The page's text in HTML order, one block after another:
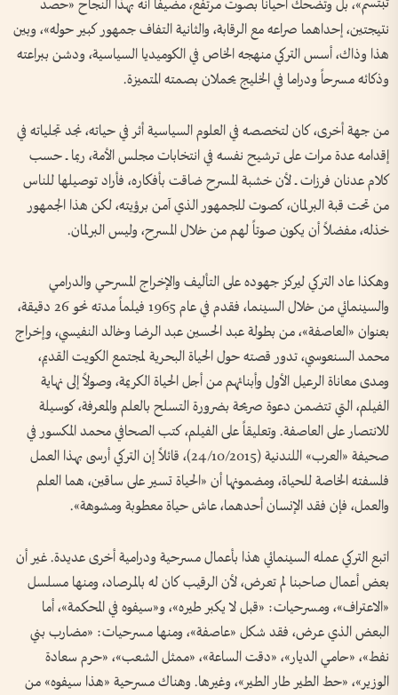
تبتسم»، بل وتُضحك أحياناً بصوت مرتفع، مضيفاً أنه بهذا النجاح «حصد
نتيجتين، إحداهما صراعه مع الرقابة، والثانية التفاف جمهور كبير حوله»، وبين
هذا وذاك، أسس التركي منهجه الخاص في الكوميديا السياسية، ودشن ببراعته
وذكائه مسرحاً ودراما في الخليج يحملان بصمته المتميزة.
من جهة أخرى، كان لتخصصه في العلوم السياسية أثر في حياته، نجد تجلياته في
إقدامه عدة مرات على ترشيح نفسه في انتخابات مجلس الأمة، ربما ــ حسب
كلام عدنان فرزات ــ لأن خشبة المسرح ضاقت بأفكاره، فأراد توصيلها للناس
من تحت قبة البرلمان، كصوت للجمهور الذي آمن برؤيته، لكن هذا الجمهور
خذله، مفضلاً أن يكون صوتاً لهم من خلال المسرح، وليس البرلمان.
وهكذا عاد التركي ليركز جهوده على التأليف والإخراج المسرحي والدرامي
والسينمائي من خلال السينما، فقدم في عام 1965 فيلماً مدته نحو 26 دقيقة،
بعنوان «العاصفة»، من بطولة عبد الحسين عبد الرضا وخالد النفيسي، وإخراج
محمد السنعوسي، تدور قصته حول الحياة البحرية لمجتمع الكويت القديم،
ومدى معاناة الرعيل الأول وأبنائهم من أجل الحياة الكريمة، وصولاً إلى نهاية
الفيلم، التي تتضمن دعوة صريحة بضرورة التسلح بالعلم والمعرفة، كوسيلة
للانتصار على العاصفة. وتعليقاً على الفيلم، كتب الصحافي محمد المكسور في
صحيفة «العرب» اللندنية (24/10/2015)، قائلاً إن التركي أرسى بهذا العمل
فلسفته الخاصة للحياة، ومضمونها أن «الحياة تسير على ساقين، هما العلم
والعمل، فإن فقد الإنسان أحدهما، عاش حياة معطوبة ومشوهة».
اتبع التركي عمله السينمائي هذا بأعمال مسرحية ودرامية أخرى عديدة. غير أن
بعض أعمال صاحبنا لم تعرض، لأن الرقيب كان له بالمرصاد، ومنها مسلسل
«الاعتراف»، ومسرحيات: «قبل لا يكبر طيره»، و«سيفوه في المحكمة»، أما
البعض الذي عرض، فقد شكل «عاصفة»، ومنها مسرحيات: «مضارب بني
نفط»، «حامي الديار»، «دقت الساعة»، «ممثل الشعب»، «حرم سعادة
الوزير»، «حط الطير طار الطير»، وغيرها. وهناك مسرحية «هذا سيفوه» من